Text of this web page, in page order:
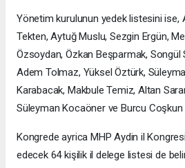
Yönetim kurulunun yedek listesini ise,
Tekten, Aytuğ Muslu, Sezgin Ergün,
Özsoydan, Özkan Beşparmak, Songül
Adem Tolmaz, Yüksel Öztürk,
Karabacak, Makbule Temiz, Altan
Süleyman Kocaöner ve Burcu Coşkun
Kongrede ayrica MHP Aydin il
edecek 64 kişilik il delege listesi de